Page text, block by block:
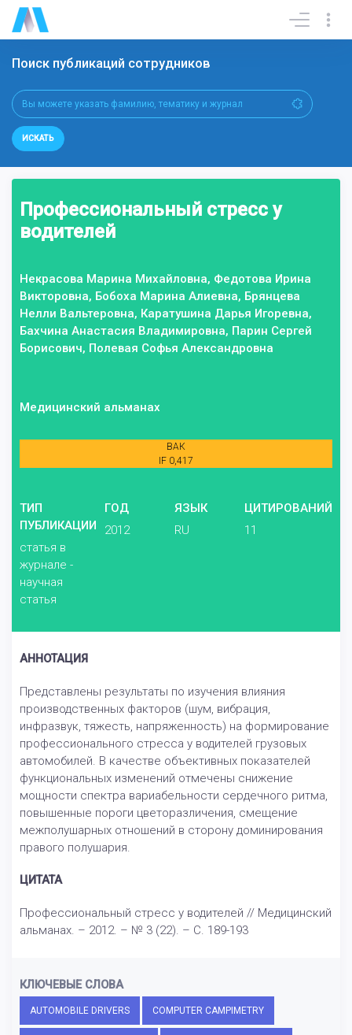
Поиск публикаций сотрудников
ИСКАТЬ
Профессиональный стресс у
водителей
Некрасова Марина Михайловна, Федотова Ирина
Викторовна, Бобоха Марина Алиевна, Брянцева
Нелли Вальтеровна, Каратушина Дарья Игоревна,
Бахчина Анастасия Владимировна, Парин Сергей
Борисович, Полевая Софья Александровна
Медицинский альманах
ВАК
IF 0,417
ТИП
ПУБЛИКАЦИИ
статья в
журнале -
научная
статья
ГОД
2012
ЯЗЫК
RU
ЦИТИРОВАНИЙ
11
АННОТАЦИЯ
Представлены результаты по изучения влияния
производственных факторов (шум, вибрация,
инфразвук, тяжесть, напряженность) на формирование
профессионального стресса у водителей грузовых
автомобилей. В качестве объективных показателей
функциональных изменений отмечены снижение
мощности спектра вариабельности сердечного ритма,
повышенные пороги цветоразличения, смещение
межполушарных отношений в сторону доминирования
правого полушария.
ЦИТАТА
Профессиональный стресс у водителей // Медицинский
альманах. – 2012. – № 3 (22). – С. 189-193
КЛЮЧЕВЫЕ СЛОВА
AUTOMOBILE DRIVERS COMPUTER CAMPIMETRY